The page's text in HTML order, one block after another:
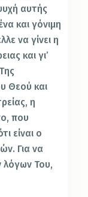
αυτής
και γόνιμη
να γίνει η
και γι’
Θεού και
η
που
είναι ο
Για να
λόγων Του,